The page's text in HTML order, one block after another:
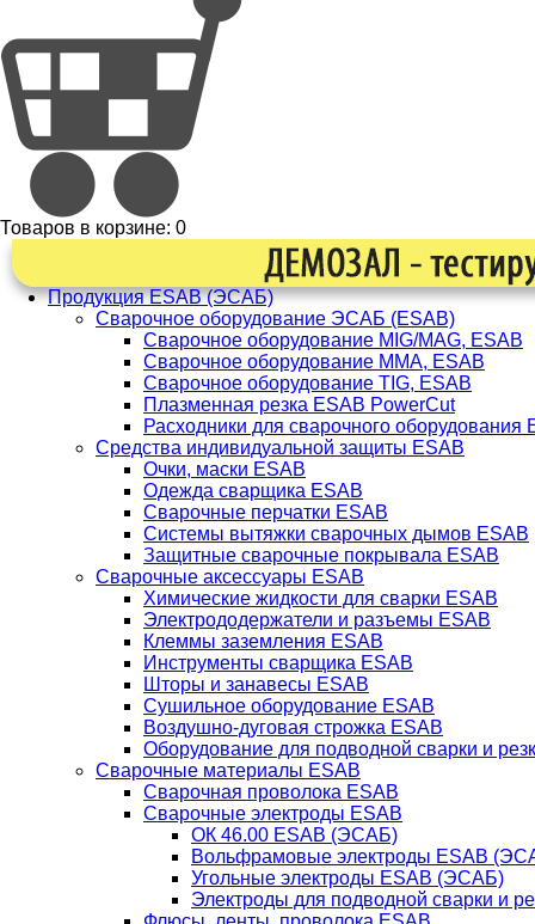
Товаров в корзине: 0
Продукция ESAB (ЭСАБ)
Сварочное оборудование ЭСАБ (ESAB)
Сварочное оборудование MIG/MAG, ESAB
Сварочное оборудование ММА, ESAB
Сварочное оборудование TIG, ESAB
Плазменная резка ESAB PowerCut
Расходники для сварочного оборудования
Средства индивидуальной защиты ESAB
Очки, маски ESAB
Одежда сварщика ESAB
Сварочные перчатки ESAB
Системы вытяжки сварочных дымов ESAB
Защитные сварочные покрывала ESAB
Сварочные аксессуары ESAB
Химические жидкости для сварки ESAB
Электрододержатели и разъемы ESAB
Клеммы заземления ESAB
Инструменты сварщика ESAB
Шторы и занавесы ESAB
Сушильное оборудование ESAB
Воздушно-дуговая строжка ESAB
Оборудование для подводной сварки и
Сварочные материалы ESAB
Сварочная проволока ESAB
Сварочные электроды ESAB
ОК 46.00 ESAB (ЭСАБ)
Вольфрамовые электроды ESAB
Угольные электроды ESAB (ЭСАБ)
Электроды для подводной сварки и